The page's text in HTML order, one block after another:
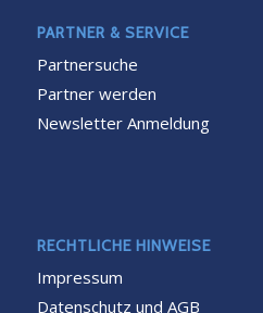
PARTNER & SERVICE
Partnersuche
Partner werden
Newsletter Anmeldung
RECHTLICHE HINWEISE
Impressum
Datenschutz und AGB